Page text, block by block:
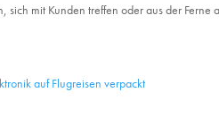
sich mit Kunden treffen oder aus der